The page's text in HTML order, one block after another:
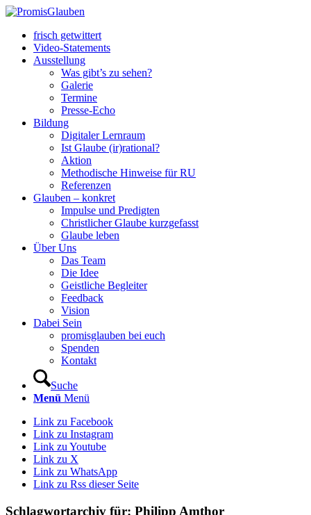
frisch getwittert
Video-Statements
Ausstellung
Was gibt’s zu sehen?
Galerie
Termine
Presse-Echo
Bildung
Digitaler Lernraum
Ist Glaube (ir)rational?
Aktion
Methodische Hinweise für RU
Referenzen
Glauben – konkret
Impulse und Predigten
Christlicher Glaube kurzgefasst
Glaube leben
Über Uns
Das Team
Die Idee
Geistliche Begleiter
Feedback
Vision
Dabei Sein
promisglauben bei euch
Spenden
Kontakt
Suche
Menü Menü
Link zu Facebook
Link zu Instagram
Link zu Youtube
Link zu X
Link zu WhatsApp
Link zu Rss dieser Seite
Schlagwortarchiv für: Philipp Amthor